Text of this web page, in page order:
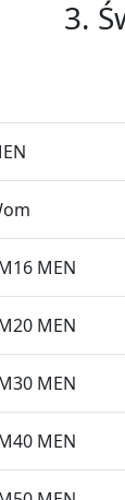
3.
MEN
MEN
MEN
MEN